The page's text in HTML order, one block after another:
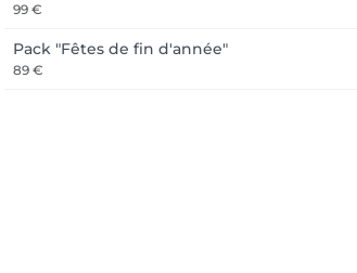
99 €
Pack "Fêtes de fin d'année"
89 €